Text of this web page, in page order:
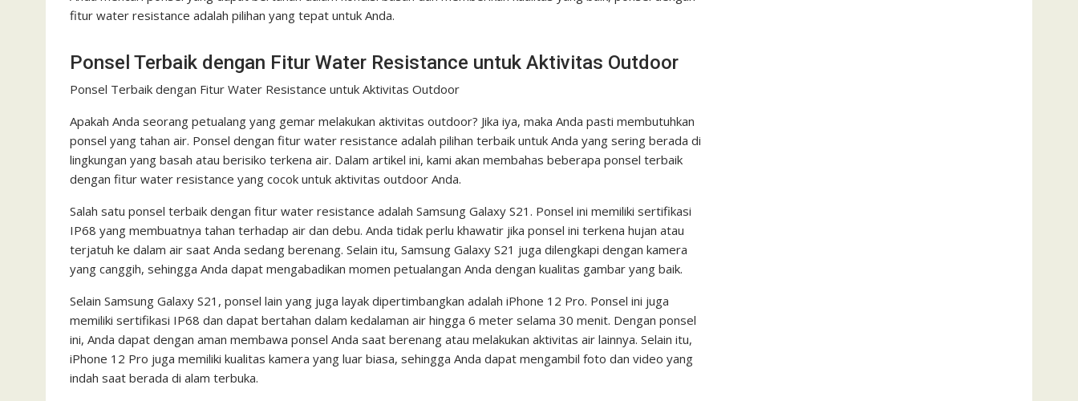
fitur water resistance adalah pilihan yang tepat untuk Anda.
Ponsel Terbaik dengan Fitur Water Resistance untuk Aktivitas Outdoor
Ponsel Terbaik dengan Fitur Water Resistance untuk Aktivitas Outdoor
Apakah Anda seorang petualang yang gemar melakukan aktivitas outdoor? Jika iya, maka Anda pasti membutuhkan
ponsel yang tahan air. Ponsel dengan fitur water resistance adalah pilihan terbaik untuk Anda yang sering berada di
lingkungan yang basah atau berisiko terkena air. Dalam artikel ini, kami akan membahas beberapa ponsel terbaik
dengan fitur water resistance yang cocok untuk aktivitas outdoor Anda.
Salah satu ponsel terbaik dengan fitur water resistance adalah Samsung Galaxy S21. Ponsel ini memiliki sertifikasi
IP68 yang membuatnya tahan terhadap air dan debu. Anda tidak perlu khawatir jika ponsel ini terkena hujan atau
terjatuh ke dalam air saat Anda sedang berenang. Selain itu, Samsung Galaxy S21 juga dilengkapi dengan kamera
yang canggih, sehingga Anda dapat mengabadikan momen petualangan Anda dengan kualitas gambar yang baik.
Selain Samsung Galaxy S21, ponsel lain yang juga layak dipertimbangkan adalah iPhone 12 Pro. Ponsel ini juga
memiliki sertifikasi IP68 dan dapat bertahan dalam kedalaman air hingga 6 meter selama 30 menit. Dengan ponsel
ini, Anda dapat dengan aman membawa ponsel Anda saat berenang atau melakukan aktivitas air lainnya. Selain itu,
iPhone 12 Pro juga memiliki kualitas kamera yang luar biasa, sehingga Anda dapat mengambil foto dan video yang
indah saat berada di alam terbuka.